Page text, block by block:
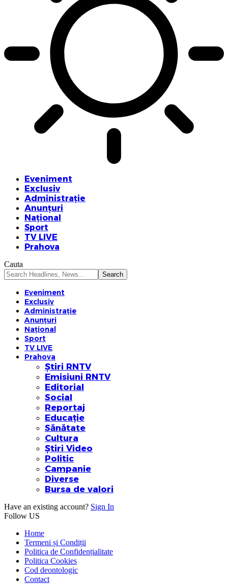
Eveniment
Exclusiv
Administrație
Anunțuri
Național
Sport
TV LIVE
Prahova
Cauta
Eveniment
Exclusiv
Administrație
Anunțuri
Național
Sport
TV LIVE
Prahova
Știri RNTV
Emisiuni RNTV
Editorial
Social
Reportaj
Educație
Sănătate
Cultura
Știri Video
Politic
Campanie
Diverse
Bursa de valori
Have an existing account? Sign In
Follow US
Home
Termeni și Condiții
Politica de Confidențialitate
Politica Cookies
Cod deontologic
Contact